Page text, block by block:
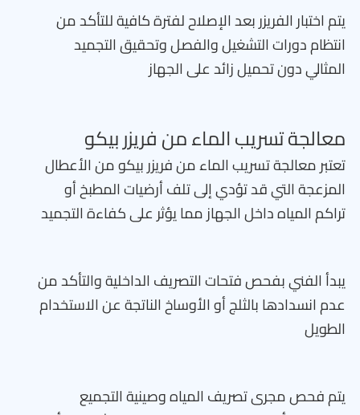
يتم اختبار الفريزر بعد الإصلاح لفترة كافية للتأكد من
انتظام دورات التشغيل والفصل وتحقيق التجميد
المثالي دون تحميل زائد على الجهاز
معالجة تسريب الماء من فريزر بيكو
تعتبر معالجة تسريب الماء من فريزر بيكو من الأعطال
المزعجة التي قد تؤدي إلى تلف أرضيات المطبخ أو
تراكم المياه داخل الجهاز مما يؤثر على كفاءة التجميد
يبدأ الفني بفحص فتحات التصريف الداخلية والتأكد من
عدم انسدادها بالثلج أو الأوساخ الناتجة عن الاستخدام
الطويل
يتم فحص مجرى تصريف المياه وصينية التجميع